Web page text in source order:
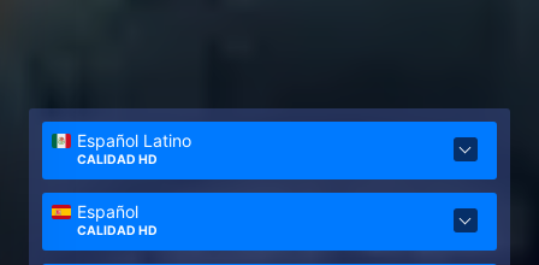
Español Latino
CALIDAD HD
Español
CALIDAD HD